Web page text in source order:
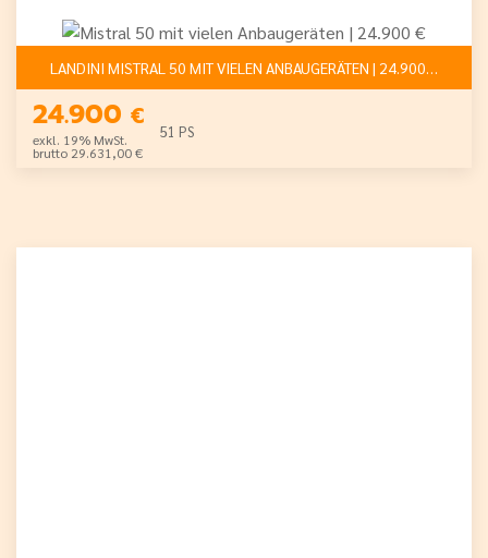
LANDINI MISTRAL 50 MIT VIELEN ANBAUGERÄTEN | 24.900 €
24.900 €
exkl. 19% MwSt.
brutto 29.631,00 €
51 PS